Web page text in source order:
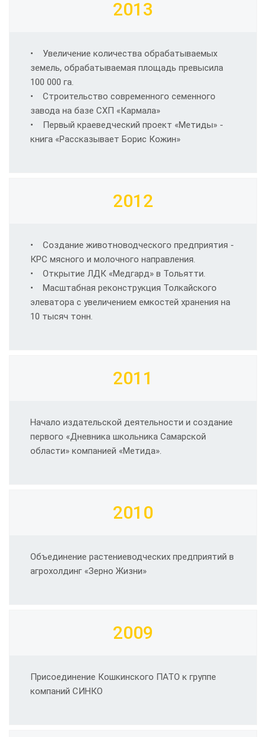
2013
• Увеличение количества обрабатываемых
земель, обрабатываемая площадь превысила
100 000 га.
• Строительство современного семенного
завода на базе СХП «Кармала»
• Первый краеведческий проект «Метиды» -
книга «Рассказывает Борис Кожин»
2012
• Создание животноводческого предприятия -
КРС мясного и молочного направления.
• Открытие ЛДК «Медгард» в Тольятти.
• Масштабная реконструкция Толкайского
элеватора с увеличением емкостей хранения на
10 тысяч тонн.
2011
Начало издательской деятельности и создание
первого «Дневника школьника Самарской
области» компанией «Метида».
2010
Объединение растениеводческих предприятий в
агрохолдинг «Зерно Жизни»
2009
Присоединение Кошкинского ПАТО к группе
компаний СИНКО